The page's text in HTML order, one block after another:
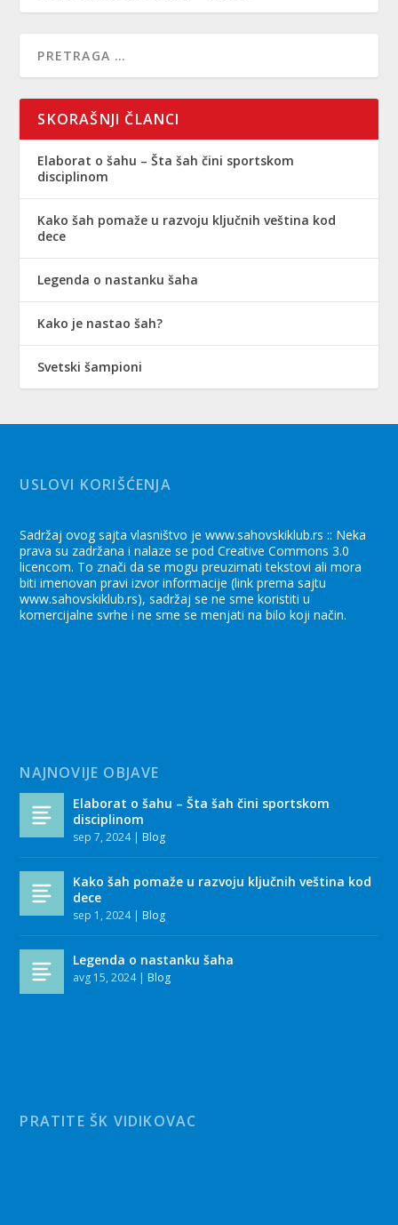
SKORAŠNJI ČLANCI
Elaborat o šahu – Šta šah čini sportskom
disciplinom
Kako šah pomaže u razvoju ključnih veština kod
dece
Legenda o nastanku šaha
Kako je nastao šah?
Svetski šampioni
USLOVI KORIŠĆENJA
Sadržaj ovog sajta vlasništvo je www.sahovskiklub.rs :: Neka
prava su zadržana i nalaze se pod Creative Commons 3.0
licencom. To znači da se mogu preuzimati tekstovi ali mora
biti imenovan pravi izvor informacije (link prema sajtu
www.sahovskiklub.rs), sadržaj se ne sme koristiti u
komercijalne svrhe i ne sme se menjati na bilo koji način.
NAJNOVIJE OBJAVE
Elaborat o šahu – Šta šah čini sportskom
disciplinom
sep 7, 2024| Blog
Kako šah pomaže u razvoju ključnih veština kod
dece
sep 1, 2024| Blog
Legenda o nastanku šaha
avg 15, 2024| Blog
PRATITE ŠK VIDIKOVAC